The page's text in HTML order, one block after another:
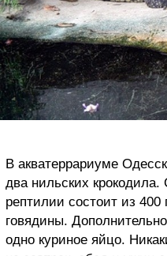
В акватеррариуме
два нильских
рептилии состоит из
говядины.
одно куриное яйцо.